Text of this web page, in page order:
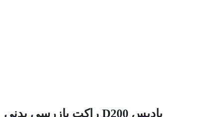
راکت بازرسی بدنی D200 پادیس